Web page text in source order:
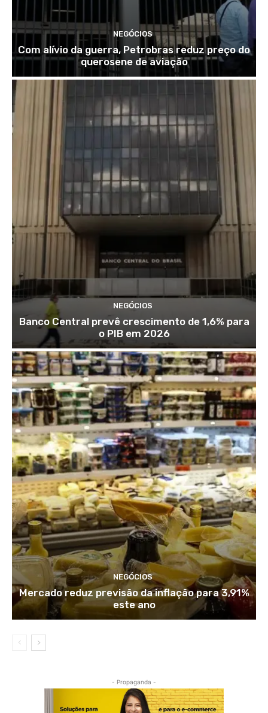
NEGÓCIOS
Com alívio da guerra, Petrobras reduz preço do
querosene de aviação
NEGÓCIOS
Banco Central prevê crescimento de 1,6% para
o PIB em 2026
NEGÓCIOS
Mercado reduz previsão da inflação para 3,91%
este ano
- Propaganda -